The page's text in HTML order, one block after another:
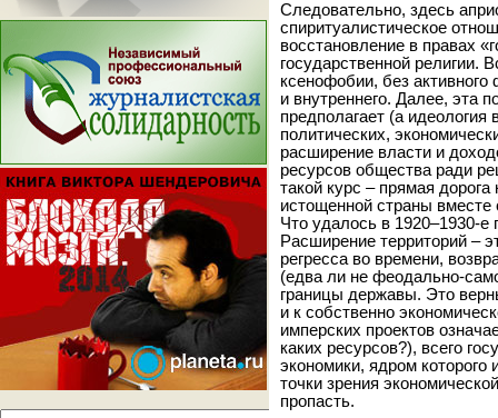
Следовательно, здесь
спиритуалистическое
восстановление в правах
государственной религии.
ксенофобии, без
и внутреннего. Далее, эта
предполагает (а
политических,
расширение власти и
ресурсов общества ради
такой курс – прямая
истощенной страны
Что удалось в 1920–1930-е
Расширение территорий –
регресса во времени,
(едва ли не феодально-
границы державы. Это
и к собственно
имперских проектов
каких ресурсов?), всего
экономики, ядром
точки зрения
пропасть.